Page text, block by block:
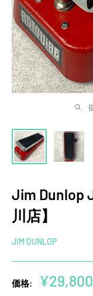
Jim Dunlop
川店】
JIM DUNLOP
価格:
販
¥29,800